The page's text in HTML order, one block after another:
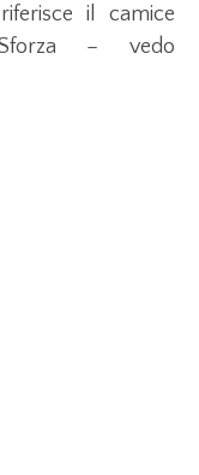
il camice
– vedo